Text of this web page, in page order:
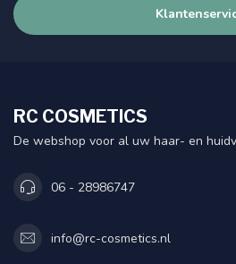
RC COSMETICS
De webshop voor al uw haar- en
06 - 28986747
info@rc-cosmetics.nl